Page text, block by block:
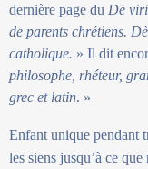
dernière page du De
de parents chrétiens.
catholique. » Il dit
philosophe, rhéteur,
grec et latin. »
Enfant unique pendant
les siens jusqu’à ce